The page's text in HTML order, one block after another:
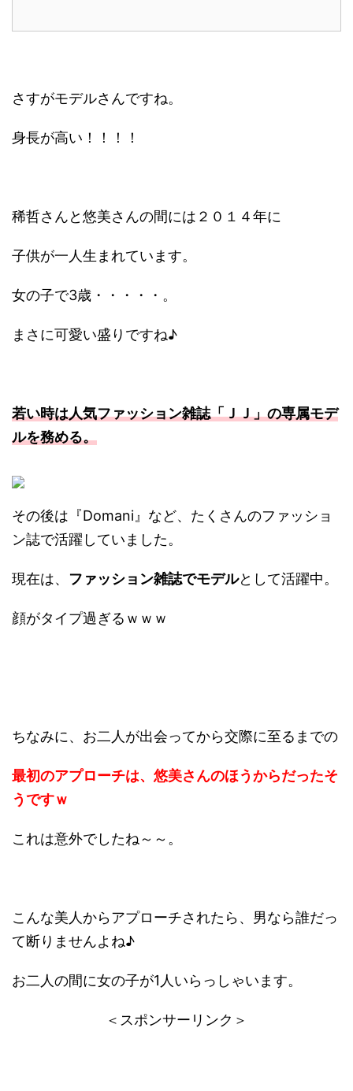
さすがモデルさんですね。
身長が高い！！！！
稀哲さんと悠美さんの間には２０１４年に
子供が一人生まれています。
女の子で3歳・・・・・。
まさに可愛い盛りですね♪
若い時は人気ファッション雑誌「ＪＪ」の専属モデ
ルを務める。
その後は『Domani』など、たくさんのファッショ
ン誌で活躍していました。
現在は、 ファッション雑誌でモデルとして活躍中。
顔がタイプ過ぎるｗｗｗ
ちなみに、お二人が出会ってから交際に至るまでの
最初のアプローチは、悠美さんのほうからだったそ
うですｗ
これは意外でしたね～～。
こんな美人からアプローチされたら、男なら誰だっ
て断りませんよね♪
お二人の間に女の子が1人いらっしゃいます。
＜スポンサーリンク＞